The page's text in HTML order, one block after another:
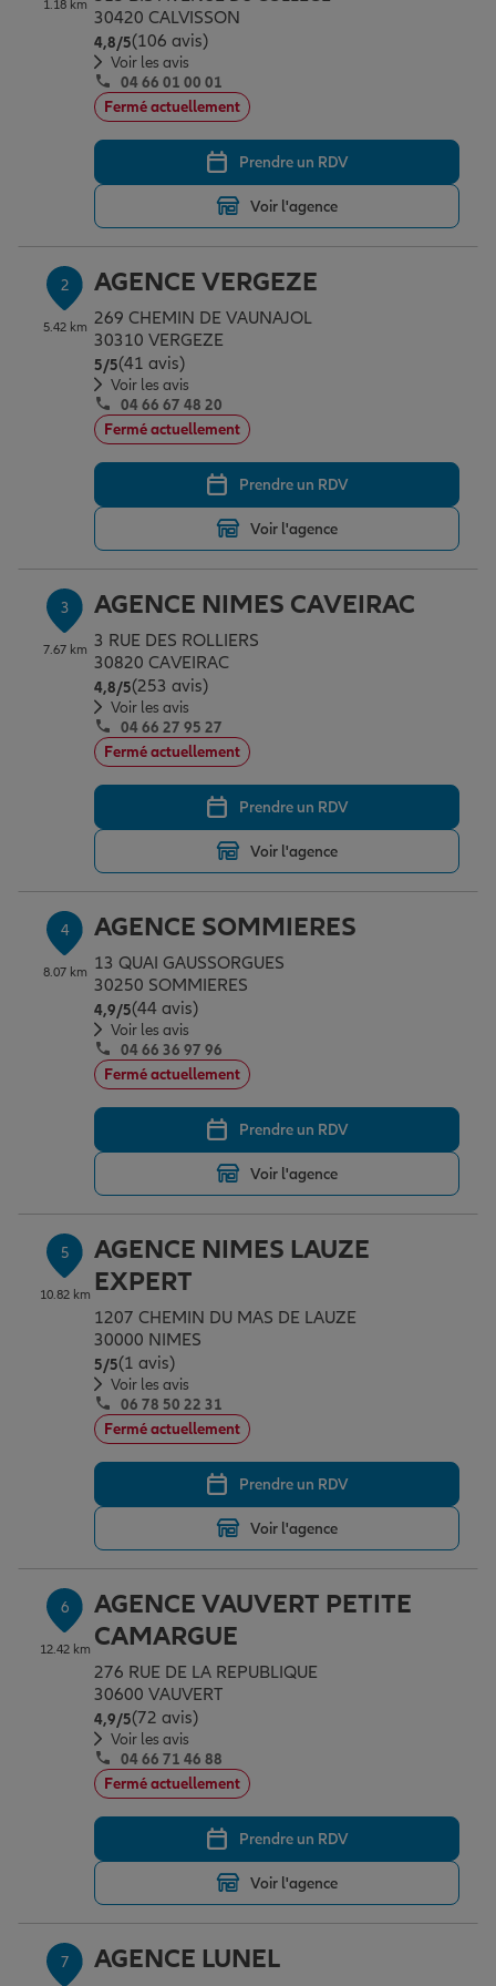
Assurance emprunteur
Prévoyance et dépendance
Assurance animal de compagnie
Protection de la famille
Protection juridique
Épargne & retraite
Plan épargne retraite
Assurance vie
Placements financiers
Investissements immobiliers
Transmission
Vos projets
Partir en vacances
Déménager
Changer de voiture
Départ à la retraite
Conseil assurance
Outre-mer
Assurance auto
Assurance habitation
Garantie des accidents de la vie
Assurance scolaire
Protection juridique
Tous nos devis d'assurance
Professionnels
Allianz en France
1.18 km
30420 CALVISSON
4,8/5Note de 4.8 sur 5
(106 avis)
Voir les avis
04 66 01 00 01
Fermé actuellement
Prendre un RDV
Voir l'agence
2
5.42 km
AGENCE VERGEZE
269 CHEMIN DE VAUNAJOL
30310 VERGEZE
5/5Note de 5 sur 5
(41 avis)
Voir les avis
04 66 67 48 20
Fermé actuellement
Prendre un RDV
Voir l'agence
3
7.67 km
AGENCE NIMES CAVEIRAC
3 RUE DES ROLLIERS
30820 CAVEIRAC
4,8/5Note de 4.8 sur 5
(253 avis)
Voir les avis
04 66 27 95 27
Fermé actuellement
Prendre un RDV
Voir l'agence
4
8.07 km
AGENCE SOMMIERES
13 QUAI GAUSSORGUES
30250 SOMMIERES
4,9/5Note de 4.9 sur 5
(44 avis)
Voir les avis
04 66 36 97 96
Fermé actuellement
Prendre un RDV
Voir l'agence
5
10.82 km
AGENCE NIMES LAUZE
EXPERT
1207 CHEMIN DU MAS DE LAUZE
30000 NIMES
5/5Note de 5 sur 5
(1 avis)
Voir les avis
06 78 50 22 31
Fermé actuellement
Prendre un RDV
Voir l'agence
6
12.42 km
AGENCE VAUVERT PETITE
CAMARGUE
276 RUE DE LA REPUBLIQUE
30600 VAUVERT
4,9/5Note de 4.9 sur 5
(72 avis)
Voir les avis
04 66 71 46 88
Fermé actuellement
Prendre un RDV
Voir l'agence
7 AGENCE LUNEL